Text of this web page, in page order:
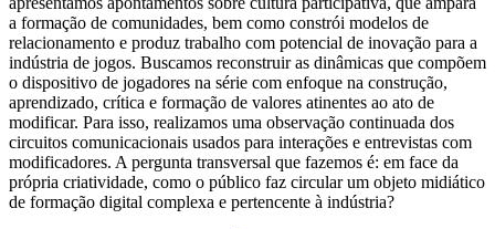
a formação de comunidades, bem como constrói modelos de
relacionamento e produz trabalho com potencial de inovação para a
indústria de jogos. Buscamos reconstruir as dinâmicas que compõem
o dispositivo de jogadores na série com enfoque na construção,
aprendizado, crítica e formação de valores atinentes ao ato de
modificar. Para isso, realizamos uma observação continuada dos
circuitos comunicacionais usados para interações e entrevistas com
modificadores. A pergunta transversal que fazemos é: em face da
própria criatividade, como o público faz circular um objeto midiático
de formação digital complexa e pertencente à indústria?